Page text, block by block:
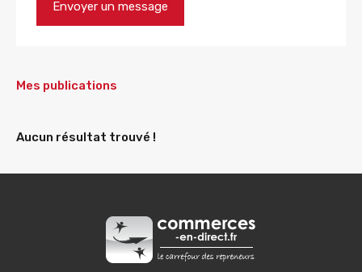
Mes publications
Aucun résultat trouvé !